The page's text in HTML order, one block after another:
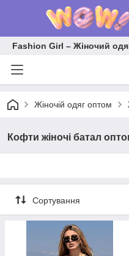
Fashion Girl – Жіночий
Жіночій одяг оптом
Кофти жіночі батал
Сортування